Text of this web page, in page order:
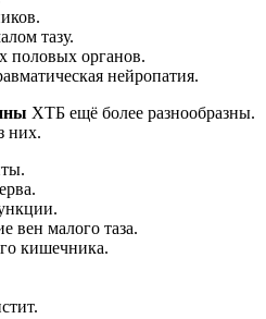
тазу.
половых органов.
нейропатия.
ХТБ ещё более разнообразны.
них.
вен малого таза.
кишечника.